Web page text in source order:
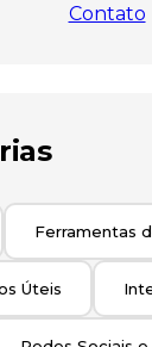
Contato
Ferramentas
Úteis